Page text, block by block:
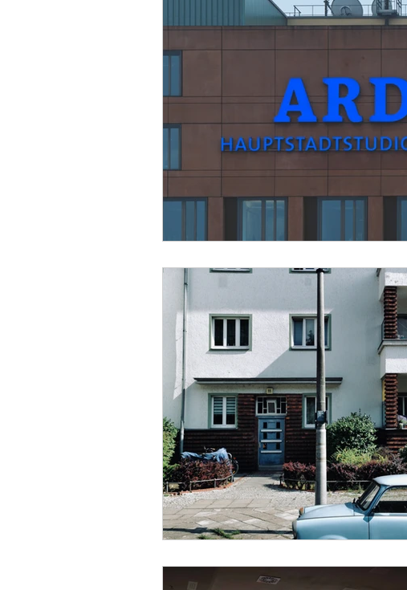
Klimapolitik Menschheitsfamilie